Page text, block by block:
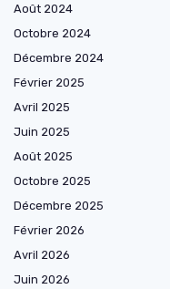
Août 2024
Octobre 2024
Décembre 2024
Février 2025
Avril 2025
Juin 2025
Août 2025
Octobre 2025
Décembre 2025
Février 2026
Avril 2026
Juin 2026